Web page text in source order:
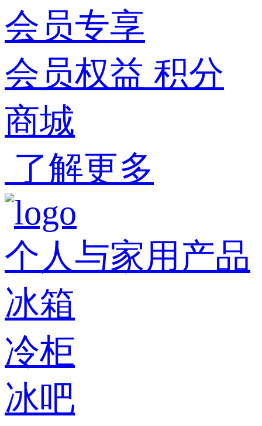
会员专享
会员权益 积分
商城
了解更多
个人与家用产品
冰箱
冷柜
冰吧